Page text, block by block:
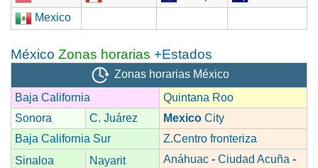
Mexico
México Zonas horarias +Estados
Zonas horarias México
Baja California
Quintana Roo
Sonora
C. Juárez Mexico City
Baja California Sur
Z.Centro fronteriza
Sinaloa
Nayarit Anáhuac - Ciudad Acuña -